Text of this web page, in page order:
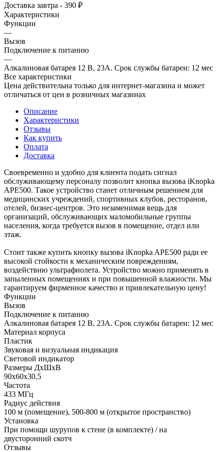
Доставка завтра - 390 ₽
Характеристики
Функции
—
Вызов
Подключение к питанию
—
Алкалиновая батарея 12 В, 23A. Срок службы батареи: 12 мес
Все характеристики
Цена действительна только для интернет-магазина и может
отличаться от цен в розничных магазинах
Описание
Характеристики
Отзывы
Как купить
Оплата
Доставка
Своевременно и удобно для клиента подать сигнал
обслуживающему персоналу позволит кнопка вызова iKnopka
APE500. Такое устройство станет отличным решением для
медицинских учреждений, спортивных клубов, ресторанов,
отелей, бизнес-центров. Это незаменимая вещь для
организаций, обслуживающих маломобильные группы
населения, когда требуется вызов в помещение, отдел или
этаж.
Стоит также купить кнопку вызова iKnopka APE500 ради ее
высокой стойкости к механическим повреждениям,
воздействию ультрафиолета. Устройство можно применять в
запыленных помещениях и при повышенной влажности. Мы
гарантируем фирменное качество и привлекательную цену!
Функции
Вызов
Подключение к питанию
Алкалиновая батарея 12 В, 23A. Срок службы батареи: 12 мес
Материал корпуса
Пластик
Звуковая и визуальная индикация
Световой индикатор
Размеры ДхШхВ
90x60x30,5
Частота
433 МГц
Радиус действия
100 м (помещение), 500-800 м (открытое пространство)
Установка
При помощи шурупов к стене (в комплекте) / на
двусторонний скотч
Отзывы